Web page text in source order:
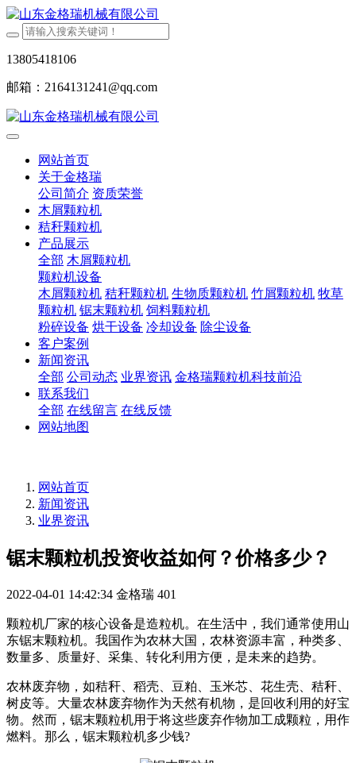
13805418106
邮箱：2164131241@qq.com
网站首页
关于金格瑞
公司简介 资质荣誉
木屑颗粒机
秸秆颗粒机
产品展示
全部 木屑颗粒机
颗粒机设备
木屑颗粒机 秸秆颗粒机 生物质颗粒机 竹屑颗粒机 牧草
颗粒机 锯末颗粒机 饲料颗粒机
粉碎设备 烘干设备 冷却设备 除尘设备
客户案例
新闻资讯
全部 公司动态 业界资讯 金格瑞颗粒机科技前沿
联系我们
全部 在线留言 在线反馈
网站地图
网站首页
新闻资讯
业界资讯
锯末颗粒机投资收益如何？价格多少？
2022-04-01 14:42:34 金格瑞 401
颗粒机厂家的核心设备是造粒机。在生活中，我们通常使用山
东锯末颗粒机。我国作为农林大国，农林资源丰富，种类多、
数量多、质量好、采集、转化利用方便，是未来的趋势。
农林废弃物，如秸秆、稻壳、豆粕、玉米芯、花生壳、秸秆、
树皮等。大量农林废弃物作为天然有机物，是回收利用的好宝
物。然而，锯末颗粒机用于将这些废弃作物加工成颗粒，用作
燃料。那么，锯末颗粒机多少钱?